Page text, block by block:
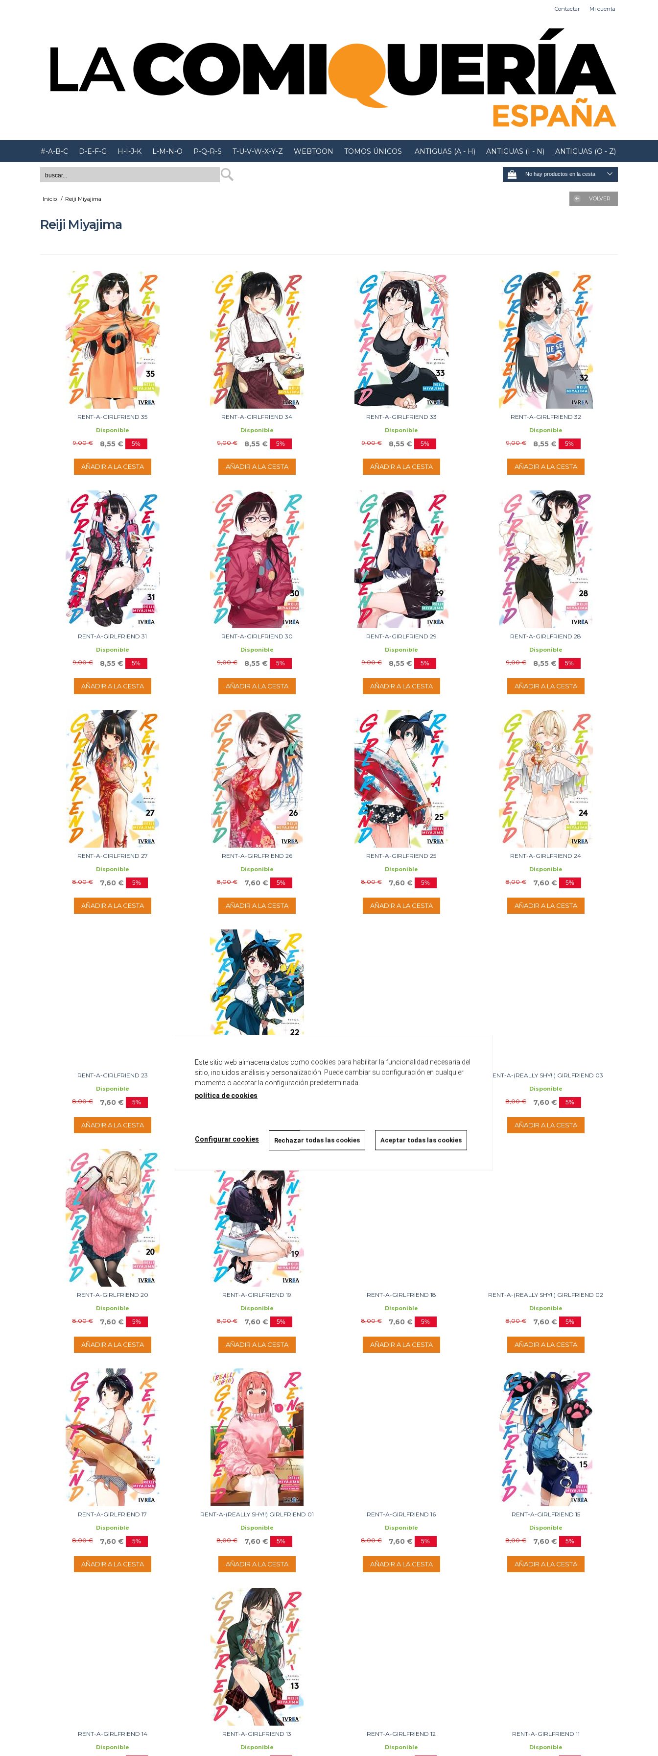
Contactar Mi cuenta
#-A-B-C D-E-F-G H-I-J-K L-M-N-O P-Q-R-S T-U-V-W-X-Y-Z WEBTOON TOMOS ÚNICOS ANTIGUAS (A - H) ANTIGUAS (I - N) ANTIGUAS (O - Z)
No hay productos en la cesta
Inicio / Reiji Miyajima VOLVER
Reiji Miyajima
RENT-A-GIRLFRIEND 35
Disponible
9,00 € 8,55 € 5%
AÑADIR A LA CESTA
RENT-A-GIRLFRIEND 34
Disponible
9,00 € 8,55 € 5%
AÑADIR A LA CESTA
RENT-A-GIRLFRIEND 33
Disponible
9,00 € 8,55 € 5%
AÑADIR A LA CESTA
RENT-A-GIRLFRIEND 32
Disponible
9,00 € 8,55 € 5%
AÑADIR A LA CESTA
RENT-A-GIRLFRIEND 31
Disponible
9,00 € 8,55 € 5%
AÑADIR A LA CESTA
RENT-A-GIRLFRIEND 30
Disponible
9,00 € 8,55 € 5%
AÑADIR A LA CESTA
RENT-A-GIRLFRIEND 29
Disponible
9,00 € 8,55 € 5%
AÑADIR A LA CESTA
RENT-A-GIRLFRIEND 28
Disponible
9,00 € 8,55 € 5%
AÑADIR A LA CESTA
RENT-A-GIRLFRIEND 27
Disponible
8,00 € 7,60 € 5%
AÑADIR A LA CESTA
RENT-A-GIRLFRIEND 26
Disponible
8,00 € 7,60 € 5%
AÑADIR A LA CESTA
RENT-A-GIRLFRIEND 25
Disponible
8,00 € 7,60 € 5%
AÑADIR A LA CESTA
RENT-A-GIRLFRIEND 24
Disponible
8,00 € 7,60 € 5%
AÑADIR A LA CESTA
RENT-A-GIRLFRIEND 23
Disponible
8,00 € 7,60 € 5%
AÑADIR A LA CESTA
RENT-A-GIRLFRIEND 22
Disponible
8,00 €
RENT-A-GIRLFRIEND 21 RENT-A-(REALLY SHY!!) GIRLFRIEND 03
Disponible
8,00 € 7,60 € 5%
AÑADIR A LA CESTA
RENT-A-GIRLFRIEND 20
Disponible
8,00 € 7,60 € 5%
AÑADIR A LA CESTA
RENT-A-GIRLFRIEND 19
Disponible
8,00 € 7,60 € 5%
AÑADIR A LA CESTA
RENT-A-GIRLFRIEND 18
Disponible
8,00 € 7,60 € 5%
AÑADIR A LA CESTA
RENT-A-(REALLY SHY!!) GIRLFRIEND 02
Disponible
8,00 € 7,60 € 5%
AÑADIR A LA CESTA
RENT-A-GIRLFRIEND 17
Disponible
8,00 € 7,60 € 5%
AÑADIR A LA CESTA
RENT-A-(REALLY SHY!!) GIRLFRIEND 01
Disponible
8,00 € 7,60 € 5%
AÑADIR A LA CESTA
RENT-A-GIRLFRIEND 16
Disponible
8,00 € 7,60 € 5%
AÑADIR A LA CESTA
RENT-A-GIRLFRIEND 15
Disponible
8,00 € 7,60 € 5%
AÑADIR A LA CESTA
RENT-A-GIRLFRIEND 14
Disponible
RENT-A-GIRLFRIEND 13
Disponible
RENT-A-GIRLFRIEND 12
Disponible
RENT-A-GIRLFRIEND 11
Disponible
Este sitio web almacena datos como cookies para habilitar la funcionalidad necesaria del
sitio, incluidos análisis y personalización. Puede cambiar su configuración en cualquier
momento o aceptar la configuración predeterminada.
política de cookies
Configurar cookies Rechazar todas las cookies Aceptar todas las cookies